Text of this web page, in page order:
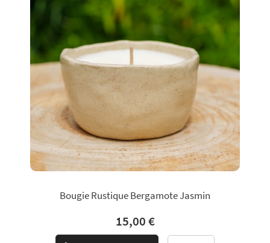
Bougie Rustique Bergamote Jasmin
15,00 €